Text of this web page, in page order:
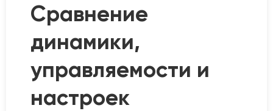
Сравнение
динамики,
управляемости и
настроек